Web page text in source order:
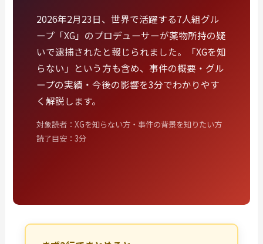
2026年2月23日、世界で活躍する7人組グル
ープ「XG」のプロデューサーが薬物所持の疑
いで逮捕されたと報じられました。「XGを知
らない」という方も含め、事件の概要・グル
ープの実績・今後の影響を3分でわかりやす
く解説します。
対象読者：XGを知らない方・事件の背景を知りたい方
読了目安：3分